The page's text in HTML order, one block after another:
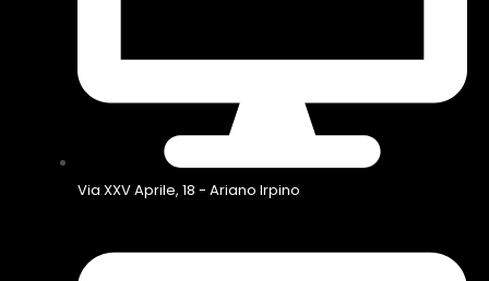
Via XXV Aprile, 18 - Ariano Irpino